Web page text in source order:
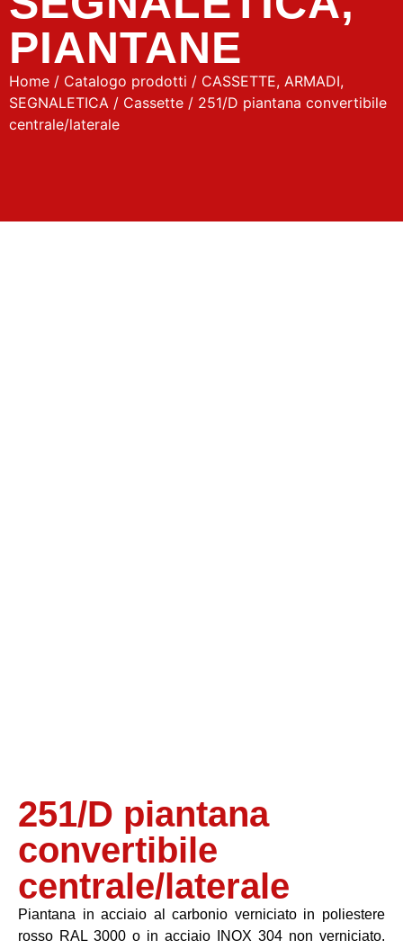
PIANTANE
Home / Catalogo prodotti / CASSETTE, ARMADI,
SEGNALETICA / Cassette / 251/D piantana convertibile
centrale/laterale
251/D piantana
convertibile
centrale/laterale
Piantana in acciaio al carbonio verniciato in poliestere
rosso RAL 3000 o in acciaio INOX 304 non verniciato.